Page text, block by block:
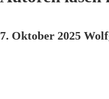
7. Oktober 2025